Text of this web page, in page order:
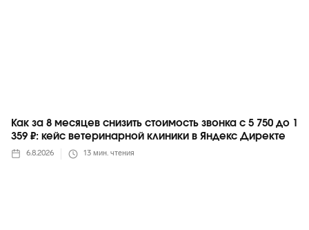
Как за 8 месяцев снизить стоимость звонка с 5 750 до 1
359 ₽: кейс ветеринарной клиники в Яндекс Директе
6.8.2026 13 мин. чтения